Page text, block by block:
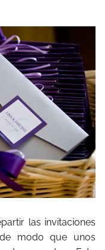
las invitaciones
modo que unos